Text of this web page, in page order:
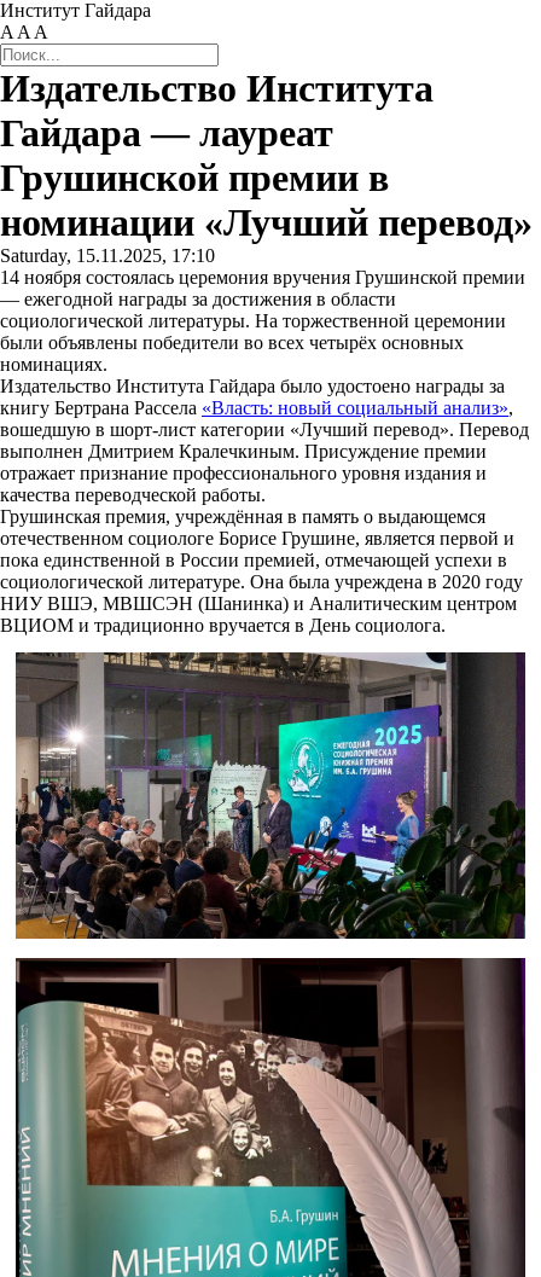
Институт Гайдара
A A A
Издательство Института
Гайдара — лауреат
Грушинской премии в
номинации «Лучший перевод»
Saturday, 15.11.2025, 17:10
14 ноября состоялась церемония вручения Грушинской премии
— ежегодной награды за достижения в области
социологической литературы. На торжественной церемонии
были объявлены победители во всех четырёх основных
номинациях.
Издательство Института Гайдара было удостоено награды за
книгу Бертрана Рассела «Власть: новый социальный анализ»,
вошедшую в шорт-лист категории «Лучший перевод». Перевод
выполнен Дмитрием Кралечкиным. Присуждение премии
отражает признание профессионального уровня издания и
качества переводческой работы.
Грушинская премия, учреждённая в память о выдающемся
отечественном социологе Борисе Грушине, является первой и
пока единственной в России премией, отмечающей успехи в
социологической литературе. Она была учреждена в 2020 году
НИУ ВШЭ, МВШСЭН (Шанинка) и Аналитическим центром
ВЦИОМ и традиционно вручается в День социолога.